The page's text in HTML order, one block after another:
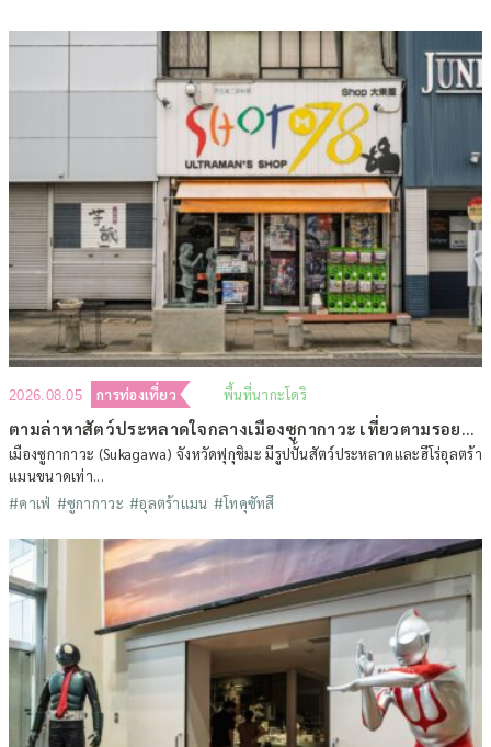
2026.08.05 การท่องเที่ยว พื้นที่นากะโดริ
ตามล่าหาสัตว์ประหลาดใจกลางเมืองซูกากาวะ เที่ยวตามรอยดินแดนโทคุซัทสึ (ตอนที่ 2)
เมืองซูกากาวะ (Sukagawa) จังหวัดฟุกุชิมะ มีรูปปั้นสัตว์ประหลาดและฮีโร่อุลตร้า
แมนขนาดเท่า...
#คาเฟ่ #ซูกากาวะ #อุลตร้าแมน #โทคุซัทสึ